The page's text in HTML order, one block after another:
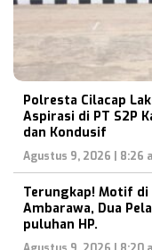
Polresta Cilacap
Aspirasi di PT S2P
dan Kondusif
Agustus 9, 2026 | 8:26
Terungkap! Motif di
Ambarawa, Dua
puluhan HP.